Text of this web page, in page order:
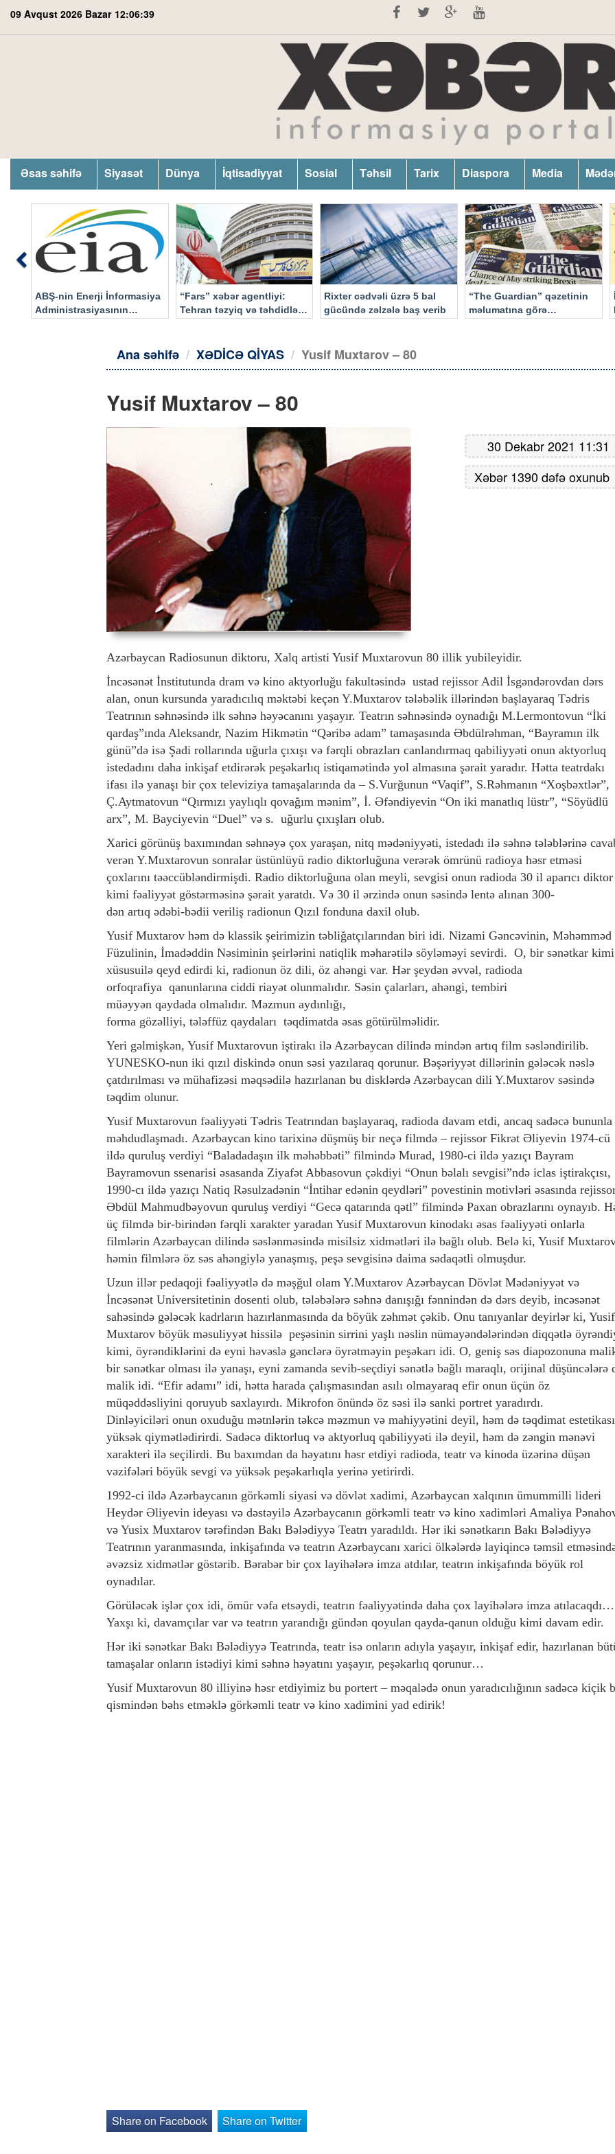
09 Avqust 2026 Bazar 12:06:40
Əsas səhifə Siyasət Dünya İqtisadiyyat Sosial Təhsil Tarix Diaspora Media
ABŞ-nin Enerji İnformasiya
Administrasiyasının
“Fars” xəbər agentliyi:
Tehran təzyiq və təhdidlərə
Rixter cədvəli üzrə 5 bal
gücündə zəlzələ baş verib
“The Guardian” qəzetinin
məlumatına görə…
Previous
Ana səhifə XƏDİCƏ QİYAS Yusif Muxtarov – 80
Yusif Muxtarov – 80
30 Dekabr 2021 11:31
Xəbər 1390 dəfə oxunub
Azərbaycan Radiosunun diktoru, Xalq artisti Yusif Muxtarovun 80 illik yubileyidir.
İncəsənət İnstitutunda dram və kino aktyorluğu fakultəsində ustad rejissor Adil İsgəndərovdan dərs
alan, onun kursunda yaradıcılıq məktəbi keçən Y.Muxtarov tələbəlik illərindən başlayaraq Tədris
Teatrının səhnəsində ilk səhnə həyəcanını yaşayır. Teatrın səhnəsində oynadığı M.Lermontovun “İki
qardaş”ında Aleksandr, Nazim Hikmətin “Qəribə adam” tamaşasında Əbdülrəhman, “Bayramın ilk
günü”də isə Şadi rollarında uğurla çıxışı və fərqli obrazları canlandırmaq qabiliyyəti onun aktyorluq
istedadını daha inkişaf etdirərək peşəkarlıq istiqamətində yol almasına şərait yaradır. Hətta teatrdakı
ifası ilə yanaşı bir çox televiziya tamaşalarında da – S.Vurğunun “Vaqif”, S.Rəhmanın “Xoşbəxtlər”,
Ç.Aytmatovun “Qırmızı yaylıqlı qovağım mənim”, İ. Əfəndiyevin “On iki manatlıq lüstr”, “Söyüdlü
arx”, M. Bayciyevin “Duel” və s. uğurlu çıxışları olub.
Xarici görünüş baxımından səhnəyə çox yaraşan, nitq mədəniyyəti, istedadı ilə səhnə tələblərinə
verən Y.Muxtarovun sonralar üstünlüyü radio diktorluğuna verərək ömrünü radioya həsr etməsi
çoxlarını təəccübləndirmişdi. Radio diktorluğuna olan meyli, sevgisi onun radioda 30 il aparıcı diktor
kimi fəaliyyət göstərməsinə şərait yaratdı. Və 30 il ərzində onun səsində lentə alınan 300-
dən artıq ədəbi-bədii veriliş radionun Qızıl fonduna daхil olub.
Yusif Muxtarov həm də klassik şeirimizin təbliğatçılarından biri idi. Nizami Gəncəvinin, Məhəmməd
Füzulinin, İmadəddin Nəsiminin şeirlərini natiqlik məharətilə söyləməyi sevirdi. O, bir sənətkar kimi
xüsusuilə qeyd edirdi ki, radionun öz dili, öz ahəngi var. Hər şeydən əvvəl, radioda
orfoqrafiya qanunlarına ciddi riayət olunmalıdır. Səsin çalarları, ahəngi, tembiri
müəyyən qaydada olmalıdır. Məzmun aydınlığı,
forma gözəlliyi, tələffüz qaydaları təqdimatda əsas götürülməlidir.
Yeri gəlmişkən, Yusif Muxtarovun iştirakı ilə Azərbaycan dilində mindən artıq film səsləndirilib.
YUNESKO-nun iki qızıl diskində onun səsi yazılaraq qorunur. Bəşəriyyət dillərinin gələcək nəslə
çatdırılması və mühafizəsi məqsədilə hazırlanan bu disklərdə Azərbaycan dili Y.Muxtarov səsində
təqdim olunur.
Yusif Muxtarovun fəaliyyəti Tədris Teatrından başlayaraq, radioda davam etdi, ancaq sadəcə bununla
məhdudlaşmadı. Azərbaycan kino tarixinə düşmüş bir neçə filmdə – rejissor Fikrət Əliyevin 1974-cü
ildə quruluş verdiyi “Baladadaşın ilk məhəbbəti” filmində Murad, 1980-ci ildə yazıçı Bayram
Bayramovun ssenarisi əsasanda Ziyafət Abbasovun çəkdiyi “Onun bəlalı sevgisi”ndə iclas iştirakçısı,
1990-cı ildə yazıçı Natiq Rəsulzadənin “İntihar edənin qeydləri” povestinin motivləri əsasında
Əbdül Mahmudbəyovun quruluş verdiyi “Gecə qatarında qətl” filmində Paxan obrazlarını oynayıb.
üç filmdə bir-birindən fərqli xarakter yaradan Yusif Muxtarovun kinodakı əsas fəaliyyəti onlarla
filmlərin Azərbaycan dilində səslənməsində misilsiz хidmətləri ilə bağlı olub. Belə ki, Yusif
həmin filmlərə öz səs ahəngiylə yanaşmış, peşə sevgisinə daima sədaqətli olmuşdur.
Uzun illər pedaqoji fəaliyyətlə də məşğul olam Y.Muxtarov Azərbaycan Dövlət Mədəniyyət və
İncəsənət Universitetinin dosenti olub, tələbələrə səhnə danışığı fənnindən də dərs deyib, incəsənət
sahəsində gələcək kadrların hazırlanmasında da böyük zəhmət çəkib. Onu tanıyanlar deyirlər ki, Yusif
Muxtarov böyük məsuliyyət hissilə peşəsinin sirrini yaşlı nəslin nümayəndələrindən diqqətlə
kimi, öyrəndiklərini də eyni həvəslə gənclərə öyrətməyin peşəkarı idi. O, geniş səs diapozonuna
bir sənətkar olması ilə yanaşı, eyni zamanda sevib-seçdiyi sənətlə bağlı maraqlı, orijinal düşüncələrə
malik idi. “Efir adamı” idi, hətta harada çalışmasından asılı olmayaraq efir onun üçün öz
müqəddəsliyini qoruyub saxlayırdı. Mikrofon önündə öz səsi ilə sanki portret yaradırdı.
Dinləyiciləri onun oxuduğu mətnlərin təkcə məzmun və mahiyyətini deyil, həm də təqdimat
yüksək qiymətlədirirdi. Sadəcə diktorluq və aktyorluq qabiliyyəti ilə deyil, həm də zəngin mənəvi
xarakteri ilə seçilirdi. Bu baxımdan da həyatını həsr etdiyi radioda, teatr və kinoda üzərinə düşən
vəzifələri böyük sevgi və yüksək peşəkarlıqla yerinə yetirirdi.
1992-ci ildə Azərbaycanın görkəmli siyasi və dövlət xadimi, Azərbaycan xalqının ümummilli lideri
Heydər Əliyevin ideyası və dəstəyilə Azərbaycanın görkəmli teatr və kino xadimləri Amaliya
və Yusix Muxtarov tərəfindən Bakı Bələdiyyə Teatrı yaradıldı. Hər iki sənətkarın Bakı Bələdiyyə
Teatrının yaranmasında, inkişafında və teatrın Azərbaycanı xarici ölkələrdə layiqincə təmsil
əvəzsiz xidmətlər göstərib. Bərabər bir çox layihələrə imza atdılar, teatrın inkişafında böyük rol
oynadılar.
Görüləcək işlər çox idi, ömür vəfa etsəydi, teatrın fəaliyyətində daha çox layihələrə imza atılacaqdı…
Yaxşı ki, davamçılar var və teatrın yarandığı gündən qoyulan qayda-qanun olduğu kimi davam edir.
Hər iki sənətkar Bakı Bələdiyyə Teatrında, teatr isə onların adıyla yaşayır, inkişaf edir, hazırlanan
tamaşalar onların istədiyi kimi səhnə həyatını yaşayır, peşəkarlıq qorunur…
Yusif Muxtarovun 80 illiyinə həsr etdiyimiz bu portert – məqalədə onun yaradıcılığının sadəcə kiçik
qismindən bəhs etməklə görkəmli teatr və kino xadimini yad edirik!
Share on Facebook Share on Twitter